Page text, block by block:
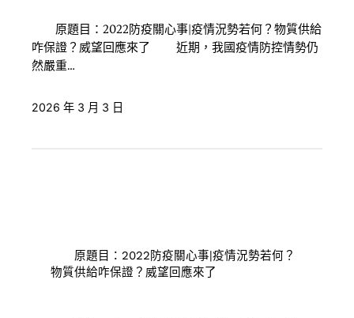
原題目：2022防疫關心事|疫情況勢若何？物質供給
咋保證？威望回應來了 近期，我國疫情防控情勢仍
然嚴重…
2026 年 3 月 3 日
原題目：2022防疫關心事|疫情況勢若何？
物質供給咋保證？威望回應來了